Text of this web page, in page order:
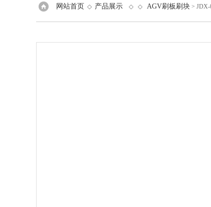
网站首页 ◇ 产品展示 ◇ ◇ AGV刷板刷块 >